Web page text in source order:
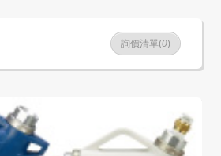
詢價清單(0)